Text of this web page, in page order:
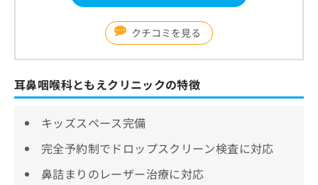
クチコミを見る
耳鼻咽喉科ともえクリニックの特徴
キッズスペース完備
完全予約制でドロップスクリーン検査に対応
鼻詰まりのレーザー治療に対応